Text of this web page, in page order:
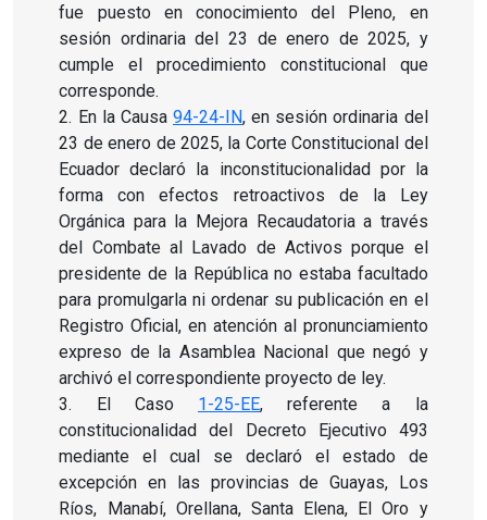
fue puesto en conocimiento del Pleno, en
sesión ordinaria del 23 de enero de 2025, y
cumple el procedimiento constitucional que
corresponde.
2. En la Causa 94-24-IN, en sesión ordinaria del
23 de enero de 2025, la Corte Constitucional del
Ecuador declaró la inconstitucionalidad por la
forma con efectos retroactivos de la Ley
Orgánica para la Mejora Recaudatoria a través
del Combate al Lavado de Activos porque el
presidente de la República no estaba facultado
para promulgarla ni ordenar su publicación en el
Registro Oficial, en atención al pronunciamiento
expreso de la Asamblea Nacional que negó y
archivó el correspondiente proyecto de ley.
3. El Caso 1-25-EE, referente a la
constitucionalidad del Decreto Ejecutivo 493
mediante el cual se declaró el estado de
excepción en las provincias de Guayas, Los
Ríos, Manabí, Orellana, Santa Elena, El Oro y